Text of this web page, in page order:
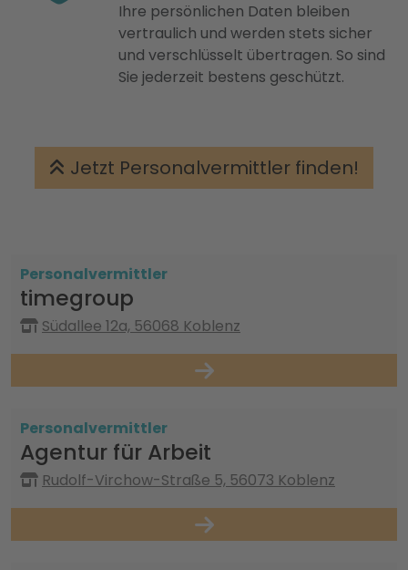
Ihre persönlichen Daten bleiben
vertraulich und werden stets sicher
und verschlüsselt übertragen. So sind
Sie jederzeit bestens geschützt.
Jetzt Personalvermittler finden!
Personalvermittler
timegroup
Südallee 12a, 56068 Koblenz
Personalvermittler
Agentur für Arbeit
Rudolf-Virchow-Straße 5, 56073 Koblenz